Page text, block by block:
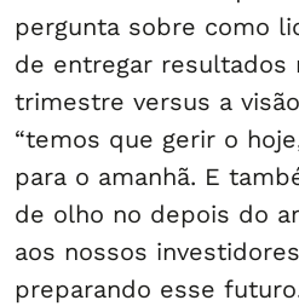
pergunta sobre como
de entregar resultados
trimestre versus a
“temos que gerir o
para o amanhã. E
de olho no depois do
aos nossos
preparando esse